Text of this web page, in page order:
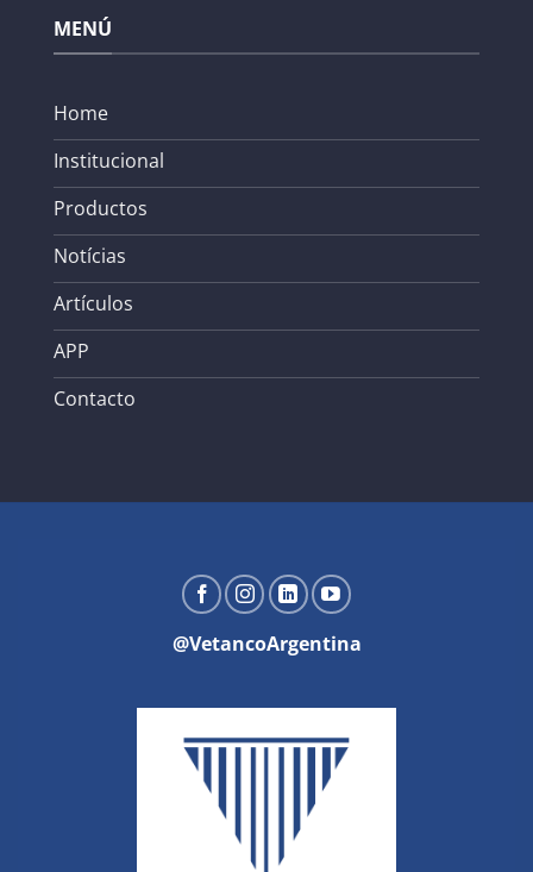
MENÚ
Home
Institucional
Productos
Notícias
Artículos
APP
Contacto
@VetancoArgentina